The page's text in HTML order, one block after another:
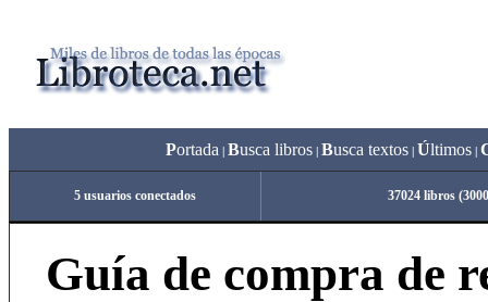
Portada Busca libros| Busca textos| Últimos|
5 usuarios conectados 37024 libros
Guía de compra de